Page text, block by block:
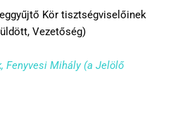
Kör tisztségviselőinek
Vezetőség)
Fenyvesi Mihály (a Jelölő